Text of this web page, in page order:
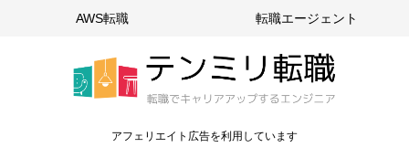
アフェリエイト広告を利用しています
AWS転職 転職エージェント